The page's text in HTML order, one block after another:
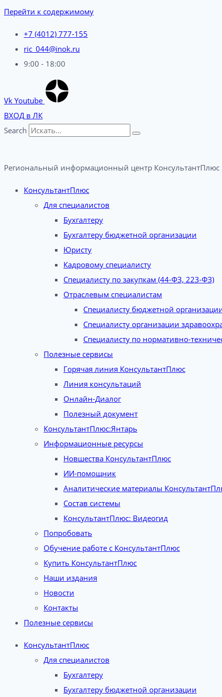
Перейти к содержимому
+7 (4012) 777-155
ric_044@inok.ru
9:00 - 18:00
Vk Youtube
ВХОД в ЛК
Search
Региональный информационный центр
КонсультантПлюс
Для специалистов
Бухгалтеру
Бухгалтеру бюджетной организации
Юристу
Кадровому специалисту
Специалисту по закупкам (44-ФЗ, 223-ФЗ)
Отраслевым специалистам
Специалисту бюджетной
Специалисту организации
Специалисту по нормативно-
Полезные сервисы
Горячая линия КонсультантПлюс
Линия консультаций
Онлайн-Диалог
Полезный документ
КонсультантПлюс:Янтарь
Информационные ресурсы
Новшества КонсультантПлюс
ИИ-помощник
Аналитические материалы
Состав системы
КонсультантПлюс: Видеогид
Попробовать
Обучение работе с КонсультантПлюс
Купить КонсультантПлюс
Наши издания
Новости
Контакты
Полезные сервисы
КонсультантПлюс
Для специалистов
Бухгалтеру
Бухгалтеру бюджетной организации